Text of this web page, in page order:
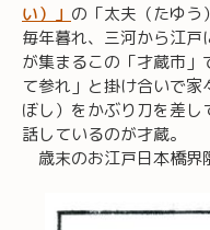
い）」 の「太夫（たゆう
毎年暮れ、三河から江
が集まるこの「才蔵市
て参れ」と掛け合いで
ぼし）をかぶり刀を差
話しているのが才蔵。
歳末のお江戸日本橋界